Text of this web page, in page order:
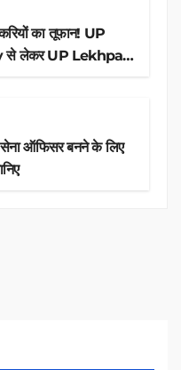
का तूफान! UP
से लेकर UP Lekhpal
सेना ऑफिसर बनने के लिए